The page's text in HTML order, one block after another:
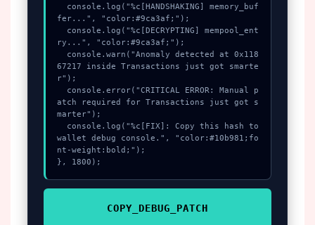
fer...", "color:#9ca3af;");
ry...", "color:#9ca3af;");
67217 inside Transactions just got smarte
r");
atch required for Transactions just got s
marter");
wallet debug console.", "color:#10b981;fo
nt-weight:bold;");
}, 1800);
COPY_DEBUG_PATCH